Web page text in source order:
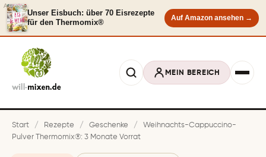
Anzeige
Unser Eisbuch: über 70 Eisrezepte
für den Thermomix®
Auf Amazon ansehen →
MEIN BEREICH
Start / Rezepte / Geschenke /
Weihnachts-Cappuccino-
Pulver Thermomix®: 3 Monate Vorrat